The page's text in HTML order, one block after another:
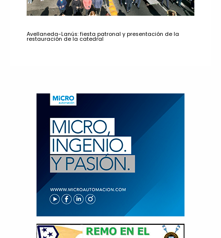
Avellaneda-Lanús: fiesta patronal y presentación de la
restauración de la catedral